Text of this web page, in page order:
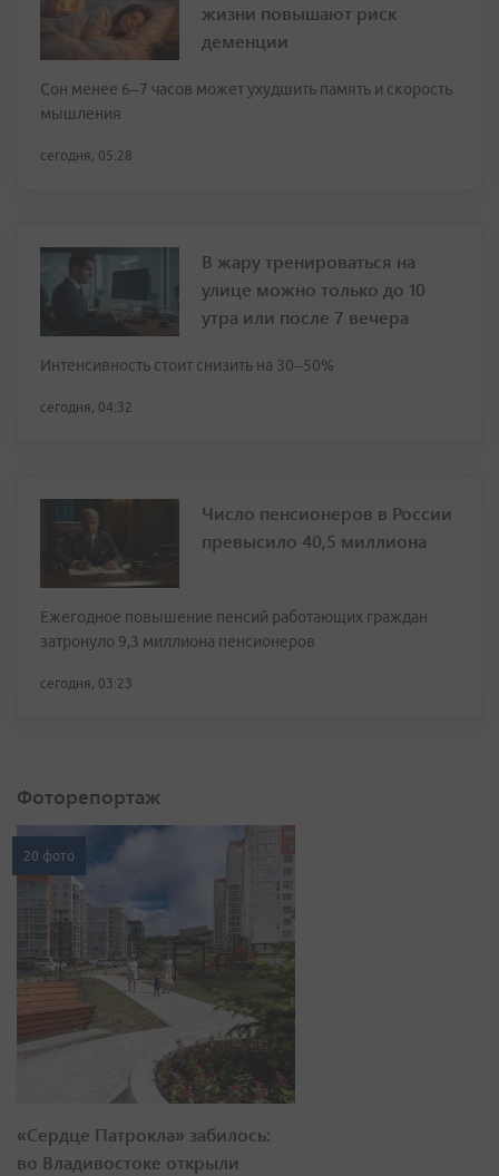
жизни повышают риск
деменции
Сон менее 6–7 часов может ухудшить память и скорость
мышления
сегодня, 05:28
В жару тренироваться на
улице можно только до 10
утра или после 7 вечера
Интенсивность стоит снизить на 30–50%
сегодня, 04:32
Число пенсионеров в России
превысило 40,5 миллиона
Ежегодное повышение пенсий работающих граждан
затронуло 9,3 миллиона пенсионеров
сегодня, 03:23
Фоторепортаж
20 фото
«Сердце Патрокла» забилось:
во Владивостоке открыли